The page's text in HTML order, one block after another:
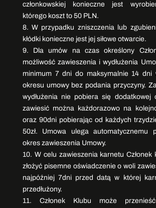
członkowskiej konieczne jest
którego koszt to 50 PLN.
8. W przypadku zniszczenia lub
kłódki konieczne jest jej siłowe otwarcie.
9. Dla umów na czas określony
możliwość zawieszenia i wydłużenia
minimum 7 dni do maksymalnie 14 dni
okresu umowy bez podania przyczyny.
wydłużenia nie pobiera się dodatkowej
zawiesić można każdorazowo na
oraz 90dni pobierając od każdych
50zł. Umowa ulega automatycznemu
okres zawieszenia Umowy.
10. W celu zawieszenia karnetu Członek
złożyć pisemne oświadczenie o woli
najpóźniej 7dni przed datą w której
przedłużony.
11. Członek Klubu może